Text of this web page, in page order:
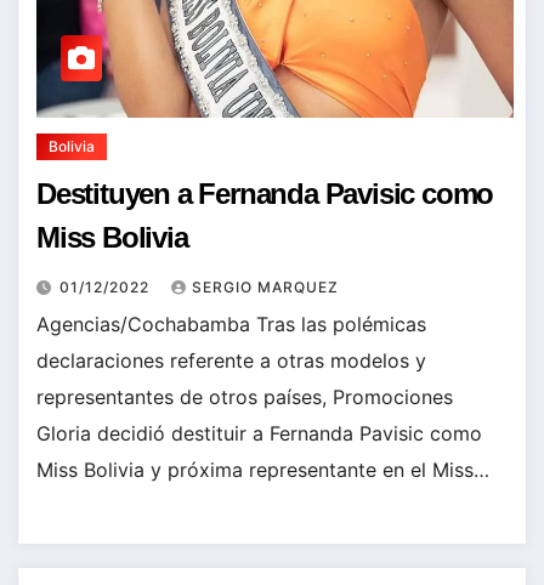
Bolivia
Destituyen a Fernanda Pavisic como
Miss Bolivia
01/12/2022 SERGIO MARQUEZ
Agencias/Cochabamba Tras las polémicas
declaraciones referente a otras modelos y
representantes de otros países, Promociones
Gloria decidió destituir a Fernanda Pavisic como
Miss Bolivia y próxima representante en el Miss…